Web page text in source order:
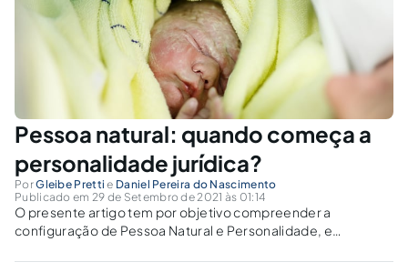
Pessoa natural: quando começa a
personalidade jurídica?
PorGleibe Pretti e Daniel Pereira do Nascimento
Publicado em 29 de Setembro de 2021 às 01:14
O presente artigo tem por objetivo compreender a
configuração de Pessoa Natural e Personalidade, e
o momento em que se dá a aptidão para adquirir direitos e